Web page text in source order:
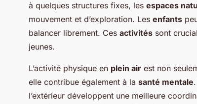
à quelques structures fixes, les espaces
mouvement et d’exploration. Les enfants
balancer librement. Ces activités sont
jeunes.
L’activité physique en plein air est non
elle contribue également à la santé mentale
l’extérieur développent une meilleure